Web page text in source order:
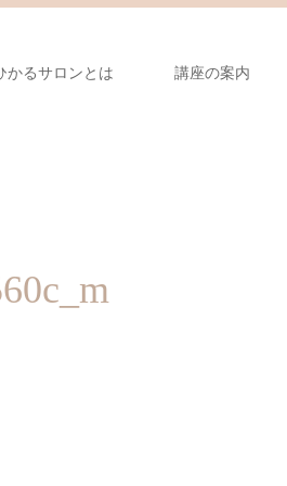
かるサロンとは 講座の案内